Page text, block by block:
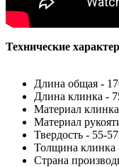
Технические
Длина общая -
Длина клинка -
Материал
Материал
Твердость - 55-
Толщина клинка
Страна